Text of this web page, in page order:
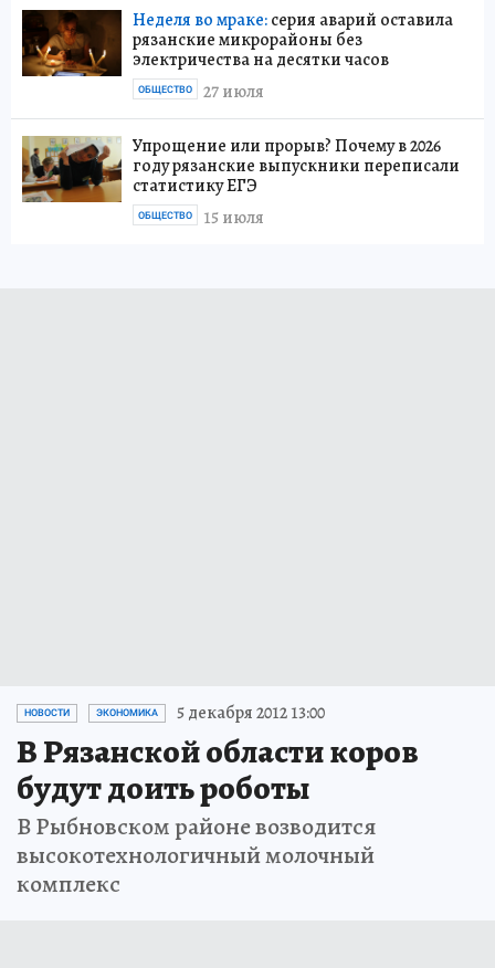
Неделя во мраке:серия аварий оставила
рязанские микрорайоны без
электричества на десятки часов
27 июля
ОБЩЕСТВО
Упрощение или прорыв? Почему в 2026
году рязанские выпускники переписали
статистику ЕГЭ
15 июля
ОБЩЕСТВО
НОВОСТИ ЭКОНОМИКА 5 декабря 2012 13:00
В Рязанской области коров
будут доить роботы
В Рыбновском районе возводится
высокотехнологичный молочный
комплекс